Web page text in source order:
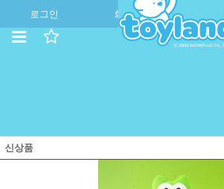
로그인 회원가입 주
신상품